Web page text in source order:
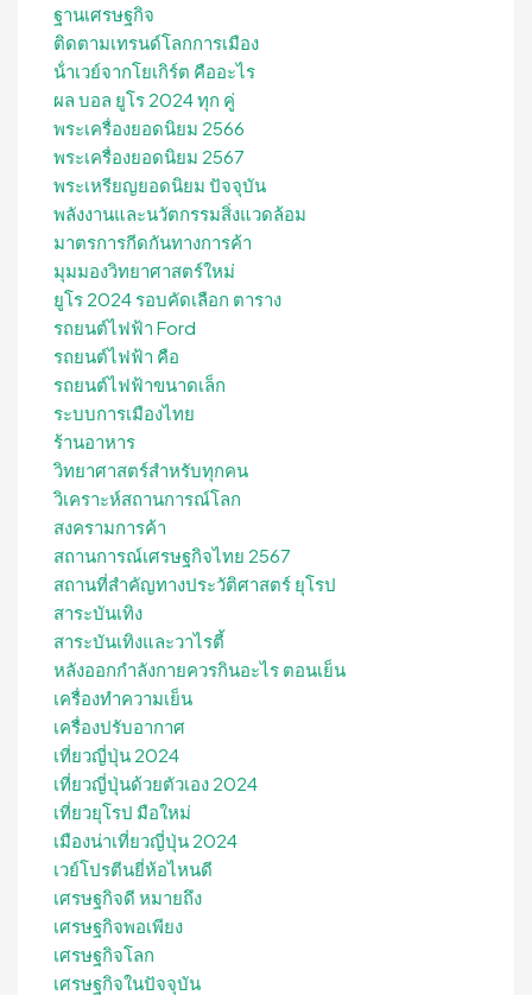
ฐานเศรษฐกิจ
ติดตามเทรนด์โลกการเมือง
น้ําเวย์จากโยเกิร์ต คืออะไร
ผล บอล ยูโร 2024 ทุก คู่
พระเครื่องยอดนิยม 2566
พระเครื่องยอดนิยม 2567
พระเหรียญยอดนิยม ปัจจุบัน
พลังงานและนวัตกรรมสิ่งแวดล้อม
มาตรการกีดกันทางการค้า
มุมมองวิทยาศาสตร์ใหม่
ยูโร 2024 รอบคัดเลือก ตาราง
รถยนต์ไฟฟ้า Ford
รถยนต์ไฟฟ้า คือ
รถยนต์ไฟฟ้าขนาดเล็ก
ระบบการเมืองไทย
ร้านอาหาร
วิทยาศาสตร์สำหรับทุกคน
วิเคราะห์สถานการณ์โลก
สงครามการค้า
สถานการณ์เศรษฐกิจไทย 2567
สถานที่สําคัญทางประวัติศาสตร์ ยุโรป
สาระบันเทิง
สาระบันเทิงและวาไรตี้
หลังออกกําลังกายควรกินอะไร ตอนเย็น
เครื่องทำความเย็น
เครื่องปรับอากาศ
เที่ยวญี่ปุ่น 2024
เที่ยวญี่ปุ่นด้วยตัวเอง 2024
เที่ยวยุโรป มือใหม่
เมืองน่าเที่ยวญี่ปุ่น 2024
เวย์โปรตีนยี่ห้อไหนดี
เศรษฐกิจดี หมายถึง
เศรษฐกิจพอเพียง
เศรษฐกิจโลก
เศรษฐกิจในปัจจุบัน